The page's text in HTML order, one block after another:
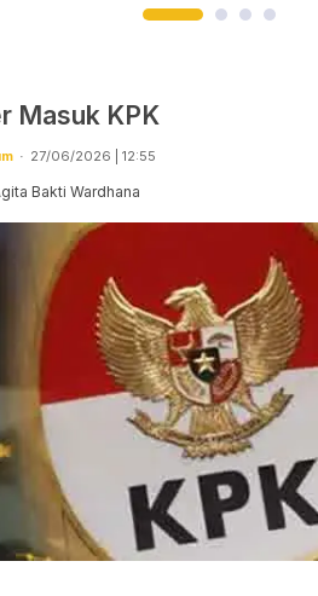
Masuk KPK
27/06/2026 | 12:55
Bakti Wardhana